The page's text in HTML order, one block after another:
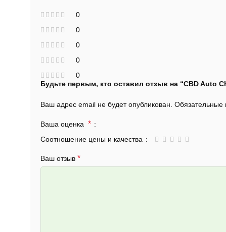
0
0
0
0
0
Будьте первым, кто оставил отзыв на “CBD Auto
Ваш адрес email не будет опубликован. Обязательные
Ваша оценка *
Соотношение цены и качества
Ваш отзыв *